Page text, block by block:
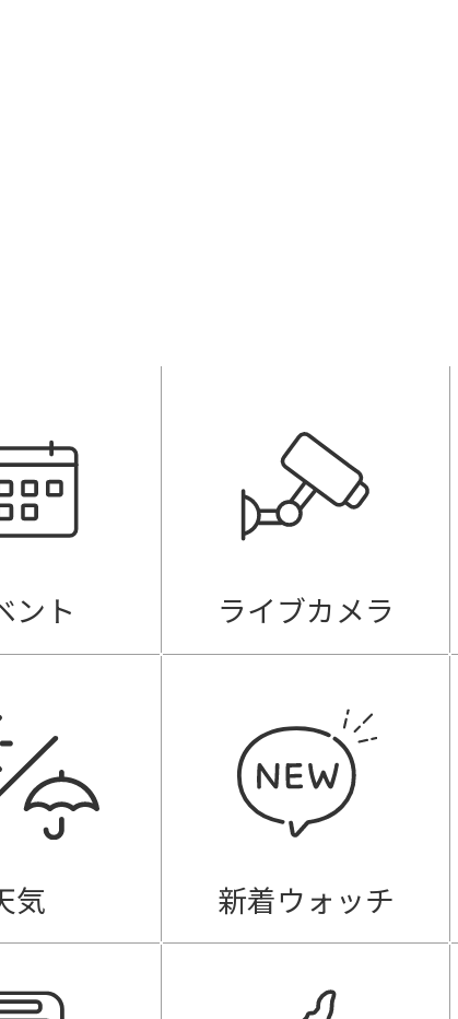
ント ライブカメラ
気 新着ウォッチ